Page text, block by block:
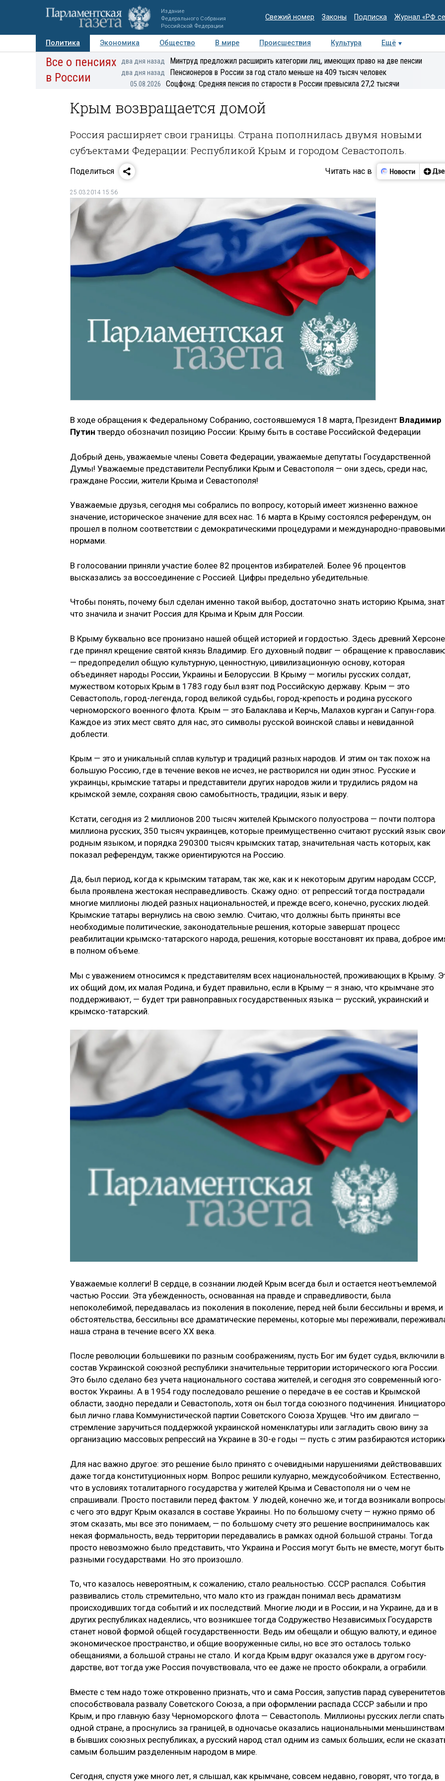
Издание
Федерального Собрания
Российской Федерации
Свежий номер Законы Подписка Журнал «РФ
Политика Экономика Общество В мире Происшествия Культура
Ещё
Авторы Персоны Мнения Регионы Медиацентр Интервью Колумнисты
Все о пенсиях
в России
два дня назад Минтруд предложил расширить категории лиц, имеющих право на две пенсии
два дня назад Пенсионеров в России за год стало меньше на 409 тысяч человек
05.08.2026 Соцфонд: Средняя пенсия по старости в России превысила 27,2 тысячи
Крым возвращается домой
Россия расширяет свои границы. Страна пополнилась двумя новыми
субъектами Федерации: Республикой Крым и городом Севастополь.
Поделиться Читать нас в
25.03.2014 15:56
В ходе обращения к Федеральному Собранию, состоявшемуся 18 марта, Президент Владимир
Путин твердо обозначил позицию России: Крыму быть в составе Российской Федерации
Добрый день, уважаемые члены Совета Федерации, уважаемые депутаты Государственной
Думы! Ува­жаемые представители Республики Крым и Сева­стополя — они здесь, среди нас,
граждане России, жители Крыма и Севастополя!
Уважаемые друзья, сегодня мы собрались по вопросу, который имеет жизненно важное
значение, историческое значение для всех нас. 16 марта в Крыму состоялся рефе­рендум, он
прошел в полном соответствии с демократиче­скими процедурами и международно-правовыми
нормами.
В голосовании приняли участие более 82 процентов из­бирателей. Более 96 процентов
высказались за воссоедине­ние с Россией. Цифры предельно убедительные.
Чтобы понять, почему был сделан именно такой выбор, достаточно знать историю Крыма,
что значила и зна­чит Россия для Крыма и Крым для России.
В Крыму буквально все пронизано нашей общей истори­ей и гордостью. Здесь древний
где принял креще­ние святой князь Владимир. Его духовный подвиг — обра­щение к
— предопределил общую культурную, ценностную, цивилизационную основу, которая
объединяет народы России, Украины и Белоруссии. В Крыму — могилы русских солдат,
мужеством которых Крым в 1783 году был взят под Российскую державу. Крым — это
Севастополь, город-легенда, город великой судьбы, город-крепость и ро­дина русского
черноморского военного флота. Крым — это Балаклава и Керчь, Малахов курган и Сапун-гора.
Каждое из этих мест свято для нас, это символы русской воинской славы и невиданной
доблести.
Крым — это и уникальный сплав культур и традиций раз­ных народов. И этим он так похож на
большую Россию, где в течение веков не исчез, не растворился ни один этнос. Русские и
украинцы, крымские татары и представители других народов жили и трудились рядом на
крымской зем­ле, сохраняя свою самобытность, традиции, язык и веру.
Кстати, сегодня из 2 миллионов 200 тысяч жителей Крымского полуострова — почти полтора
миллиона рус­ских, 350 тысяч украинцев, которые преимущественно счи­тают русский язык
родным языком, и порядка 290­300 тысяч крымских татар, значительная часть которых, как
показал референдум, также ориентируются на Россию.
Да, был период, когда к крымским татарам, так же, как и к некоторым другим народам СССР,
была проявлена же­стокая несправедливость. Скажу одно: от репрессий тогда пострадали
многие миллионы людей разных национально­стей, и прежде всего, конечно, русских людей.
Крымские та­тары вернулись на свою землю. Считаю, что должны быть приняты все
необходимые политические, законодательные решения, которые завершат процесс
реабилитации крым­ско-татарского народа, решения, которые восстановят их права, доброе
в полном объеме.
Мы с уважением относимся к представителям всех на­циональностей, проживающих в Крыму.
их общий дом, их малая Родина, и будет правильно, если в Крыму — я знаю, что крымчане это
поддерживают, — будет три равно­правных государственных языка — русский, украинский и
крымско-татарский.
Уважаемые коллеги! В сердце, в сознании людей Крым всегда был и остается неотъемлемой
частью России. Эта убежденность, основанная на правде и справедливости, была
непоколебимой, передавалась из поколения в поколе­ние, перед ней были бессильны и время, и
обстоятельства, бессильны все драматические перемены, которые мы пере­живали,
наша страна в течение всего ХХ века.
После революции большевики по разным соображениям, пусть Бог им будет судья, включили в
состав Украинской союзной республики значительные территории историче­ского юга России.
Это было сделано без учета национально­го состава жителей, и сегодня это современный юго-
восток Украины. А в 1954 году последовало решение о передаче в ее состав и Крымской
области, заодно передали и Севасто­поль, хотя он был тогда союзного подчинения.
был лично глава Коммунистической партии Советского Союза Хрущев. Что им двигало —
стремление заручиться поддержкой украинской номенклатуры или загладить свою вину за
организацию массовых репрессий на Украине в 30-е годы — пусть с этим разбираются
Для нас важно другое: это решение было принято с очевидными нарушениями действовавших
даже тогда конституционных норм. Вопрос решили кулуарно, между­собойчиком. Естественно,
что в условиях тоталитарного государства у жителей Крыма и Севастополя ни о чем не
спрашивали. Просто поставили перед фактом. У людей, конечно же, и тогда возникали
с чего это вдруг Крым оказался в составе Украины. Но по большому счету — нужно прямо об
этом сказать, мы все это понимаем, — по большому счету это решение воспринималось как
некая формальность, ведь территории передавались в рамках од­ной большой страны. Тогда
просто невозможно было пред­ставить, что Украина и Россия могут быть не вместе, могут быть
разными государствами. Но это произошло.
То, что казалось невероятным, к сожалению, стало ре­альностью. СССР распался. События
развивались столь стремительно, что мало кто из граждан понимал весь дра­матизм
происходивших тогда событий и их последствий. Многие люди и в России, и на Украине, да и в
других респу­бликах надеялись, что возникшее тогда Содружество Неза­висимых Государств
станет новой формой общей государ­ственности. Ведь им обещали и общую валюту, и единое
экономическое пространство, и общие вооруженные силы, но все это осталось только
обещаниями, а большой страны не стало. И когда Крым вдруг оказался уже в другом госу­
дарстве, вот тогда уже Россия почувствовала, что ее даже не просто обокрали, а ограбили.
Вместе с тем надо тоже откровенно признать, что и сама Россия, запустив парад
способствовала раз­валу Советского Союза, а при оформлении распада СССР за­были и про
Крым, и про главную базу Черноморского фло­та — Севастополь. Миллионы русских легли
одной стране, а проснулись за границей, в одночасье оказались национальными
в бывших союзных респу­бликах, а русский народ стал одним из самых больших, если не
самым большим разделенным народом в мире.
Сегодня, спустя уже много лет, я слышал, как крымчане, совсем недавно, говорят, что тогда, в